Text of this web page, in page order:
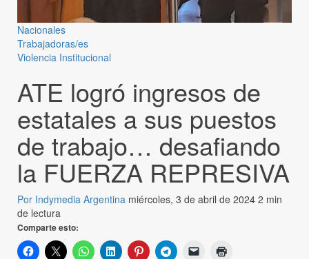
Nacionales
Trabajadoras/es
Violencia Institucional
ATE logró ingresos de
estatales a sus puestos
de trabajo… desafiando
la FUERZA REPRESIVA
Por Indymedia Argentina miércoles, 3 de abril de 2024 2 min
de lectura
Comparte esto: